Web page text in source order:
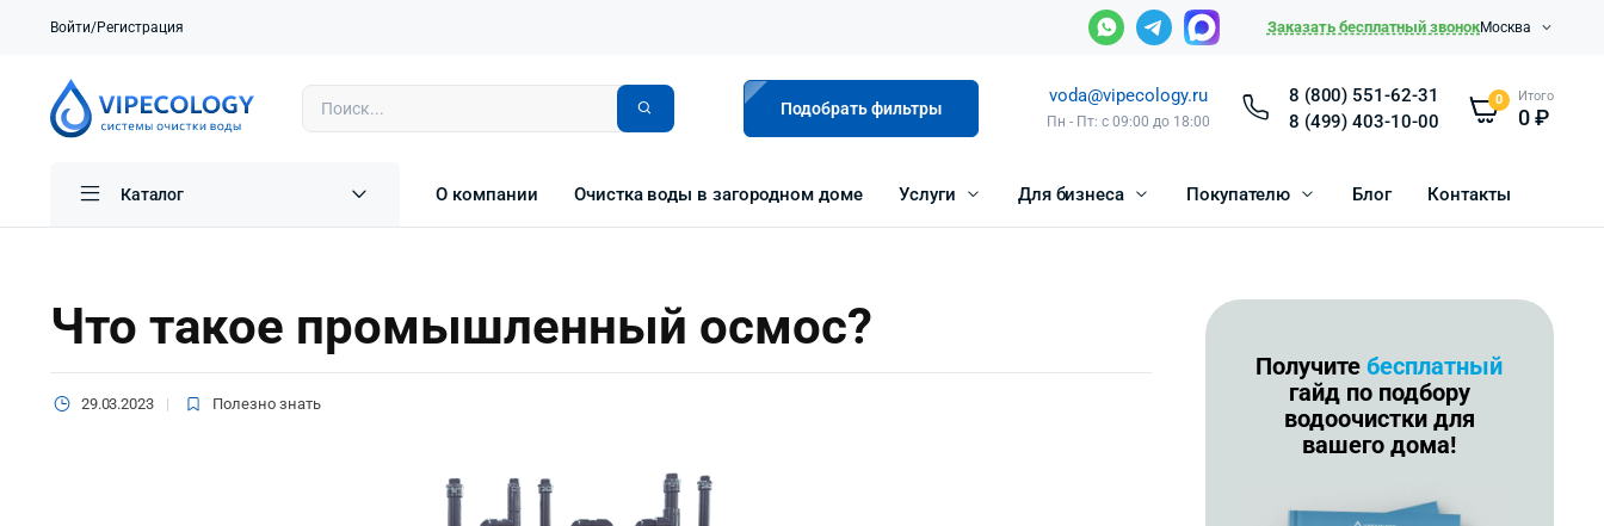
Войти/Регистрация Заказать бесплатный звонокМосква
Подобрать фильтры
voda@vipecology.ru
Пн - Пт: с 09:00 до 18:00
8 (800) 551-62-31
8 (499) 403-10-00
0 Итого
0₽
Каталог О компании Очистка воды в загородном доме Услуги Для бизнеса Покупателю Блог Контакты
Что такое промышленный осмос?
29.03.2023 Полезно знать
Получитебесплатный
гайд по подбору
водоочистки для
вашего дома!